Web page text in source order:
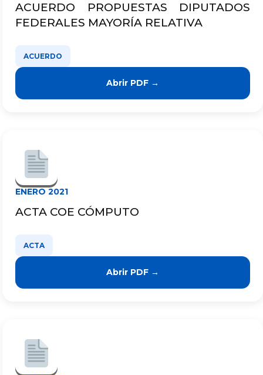
ACUERDO PROPUESTAS DIPUTADOS
FEDERALES MAYORÍA RELATIVA
ACUERDO
Abrir PDF →
ENERO 2021
ACTA COE CÓMPUTO
ACTA
Abrir PDF →